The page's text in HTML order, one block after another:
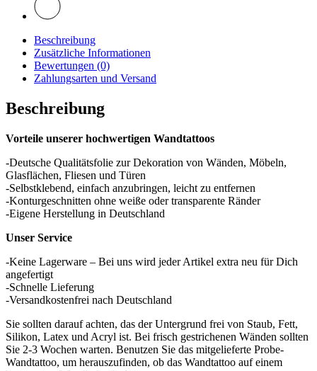
Beschreibung
Zusätzliche Informationen
Bewertungen (0)
Zahlungsarten und Versand
Beschreibung
Vorteile unserer hochwertigen Wandtattoos
-Deutsche Qualitätsfolie zur Dekoration von Wänden, Möbeln,
Glasflächen, Fliesen und Türen
-Selbstklebend, einfach anzubringen, leicht zu entfernen
-Konturgeschnitten ohne weiße oder transparente Ränder
-Eigene Herstellung in Deutschland
Unser Service
-Keine Lagerware – Bei uns wird jeder Artikel extra neu für Dich
angefertigt
-Schnelle Lieferung
-Versandkostenfrei nach Deutschland
Sie sollten darauf achten, das der Untergrund frei von Staub, Fett,
Silikon, Latex und Acryl ist. Bei frisch gestrichenen Wänden sollten
Sie 2-3 Wochen warten. Benutzen Sie das mitgelieferte Probe-
Wandtattoo, um herauszufinden, ob das Wandtattoo auf einem